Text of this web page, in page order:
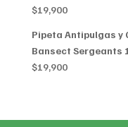
$19,900
Pipeta Antipulgas y
Bansect Sergeants
$19,900